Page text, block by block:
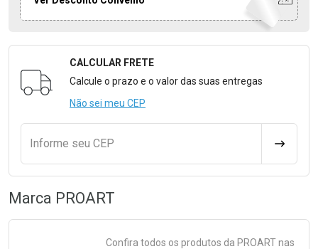
Formulário para Calcular o Frete
CALCULAR FRETE
Calcule o prazo e o valor das suas entregas
Não sei meu CEP
Informe seu CEP
Marca PROART
Confira todos os produtos da PROARTnas